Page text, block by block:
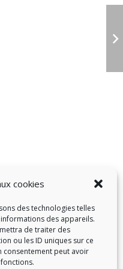
cookies
des technologies telles
des appareils.
de traiter des
ou les ID uniques sur ce
consentement peut avoir